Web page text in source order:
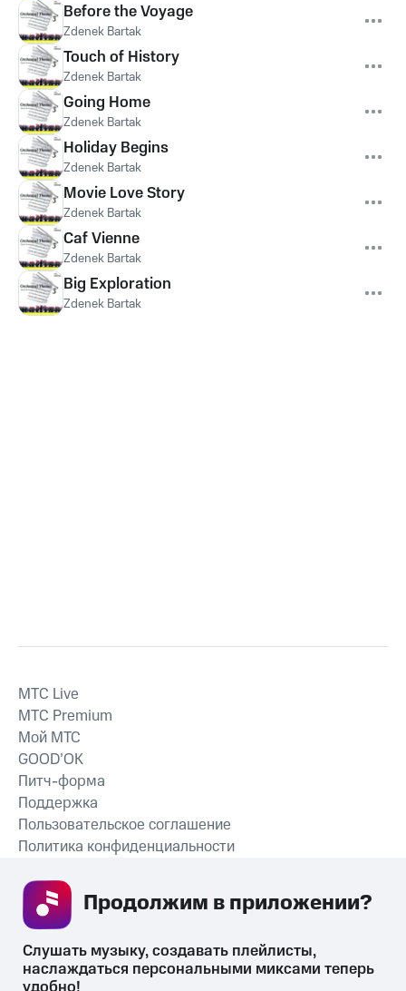
Before the Voyage
Zdenek Bartak
Touch of History
Zdenek Bartak
Going Home
Zdenek Bartak
Holiday Begins
Zdenek Bartak
Movie Love Story
Zdenek Bartak
Caf Vienne
Zdenek Bartak
Big Exploration
Zdenek Bartak
СКАЧАТЬ ПРИЛОЖЕНИЕ
MTС Live
MTС Premium
Мой МТС
GOOD’OK
Питч-форма
Поддержка
Пользовательское соглашение
Политика конфиденциальности
Слушать музыку, создавать плейлисты,
наслаждаться персональными миксами теперь